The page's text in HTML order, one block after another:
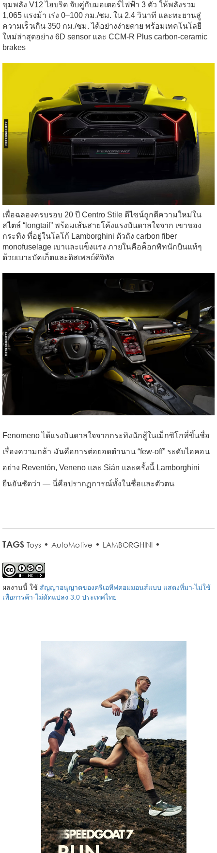
ขุมพลัง V12 ไฮบริด จับคู่กับมอเตอร์ไฟฟ้า 3 ตัว ให้พลังรวม
1,065 แรงม้า เร่ง 0–100 กม./ชม. ใน 2.4 วินาที และทะยานสู่
ความเร็วเกิน 350 กม./ชม. ได้อย่างง่ายดาย พร้อมเทคโนโลยี
ใหม่ล่าสุดอย่าง 6D sensor และ CCM-R Plus carbon-ceramic
brakes
เพื่อฉลองครบรอบ 20 ปี Centro Stile ดีไซน์ถูกตีความใหม่ใน
สไตล์ “longtail” พร้อมเส้นสายโค้งแรงบันดาลใจจาก เขาของ
กระทิง ที่อยู่ในโลโก้ Lamborghini ตัวถัง carbon fiber
monofuselage เบาและแข็งแรง ภายในคือค็อกพิทนักบินแท้ๆ
ด้วยเบาะบัคเก็ตและดิสเพลย์ดิจิทัล
Fenomeno ได้แรงบันดาลใจจากกระทิงนักสู้ในเม็กซิโกที่ขึ้นชื่อ
เรื่องความกล้า มันคือการต่อยอดตำนาน “few-off” ระดับไอคอน
อย่าง Reventón, Veneno และ Sián และครั้งนี้ Lamborghini
ยืนยันชัดว่า — นี่คือปรากฏการณ์ทั้งในชื่อและตัวตน
TAGS Toys • AutoMotive • LAMBORGHINI •
ผลงานนี้ ใช้ สัญญาอนุญาตของครีเอทีฟคอมมอนส์แบบ แสดงที่มา-ไม่ใช้
เพื่อการค้า-ไม่ดัดแปลง 3.0 ประเทศไทย